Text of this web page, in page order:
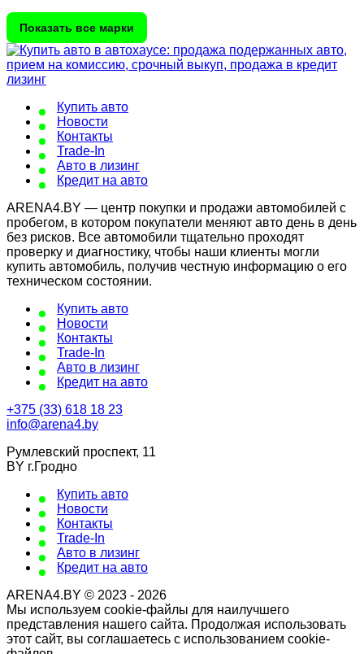
Показать все марки
Купить авто
Новости
Контакты
Trade-In
Авто в лизинг
Кредит на авто
ARENA4.BY — центр покупки и продажи автомобилей с
пробегом, в котором покупатели меняют авто день в день
без рисков. Все автомобили тщательно проходят
проверку и диагностику, чтобы наши клиенты могли
купить автомобиль, получив честную информацию о его
техническом состоянии.
Купить авто
Новости
Контакты
Trade-In
Авто в лизинг
Кредит на авто
+375 (33) 618 18 23
info@arena4.by
Румлевский проспект, 11
BY г.Гродно
Купить авто
Новости
Контакты
Trade-In
Авто в лизинг
Кредит на авто
ARENA4.BY © 2023 - 2026
Мы используем cookie-файлы для наилучшего
представления нашего сайта. Продолжая использовать
этот сайт, вы соглашаетесь с использованием cookie-